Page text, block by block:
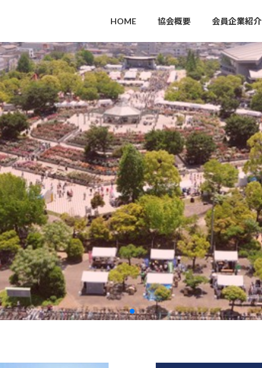
HOME 協会概要 会員企業紹介
全国唯一といわれる天守閣北側鉄板張り
2022年8月28日を「福山城築城記念日」と
して一般社団法人日本記念日協会に
正式登録されました。
築城日を記念日として登録されたの
は、福山城が日本で初めてになりま
す。